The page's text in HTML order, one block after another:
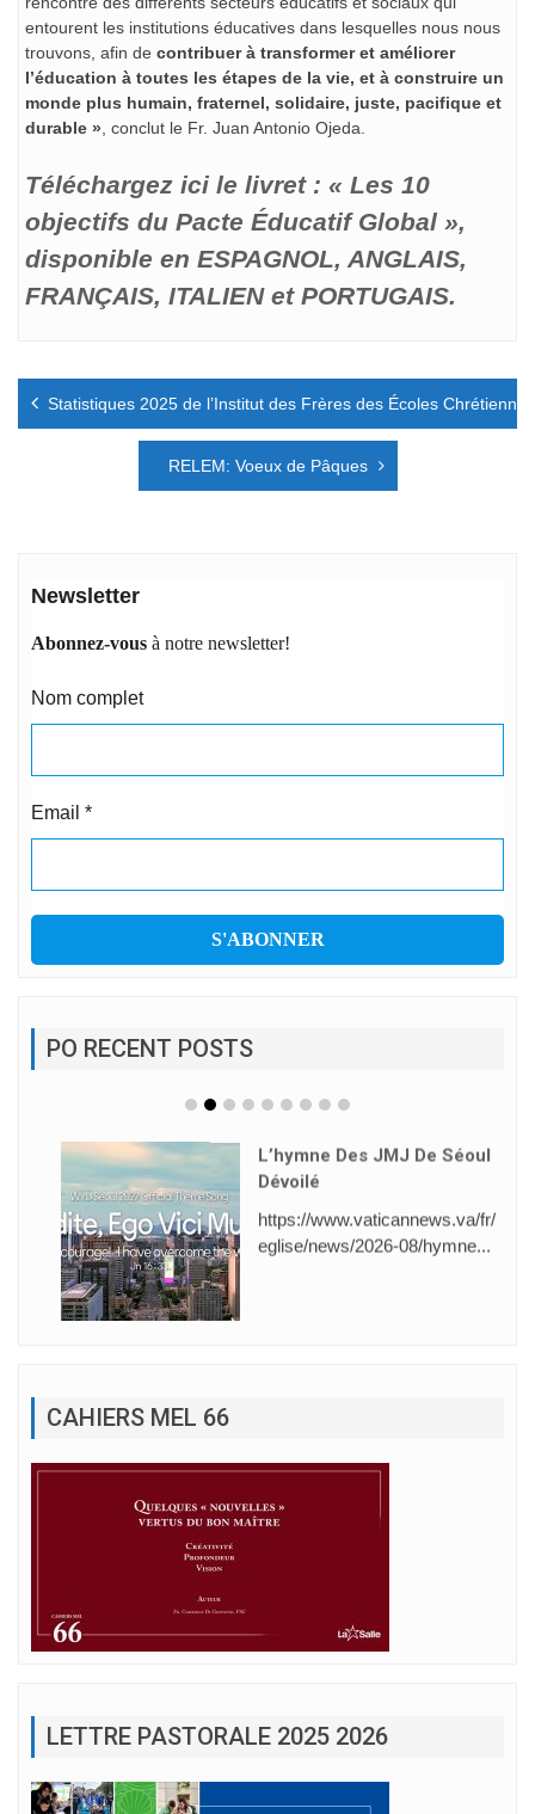
entourent les institutions éducatives dans lesquelles nous nous
trouvons, afin de contribuer à transformer et améliorer
l’éducation à toutes les étapes de la vie, et à construire un
monde plus humain, fraternel, solidaire, juste, pacifique et
durable » , conclut le Fr. Juan Antonio Ojeda.
Téléchargez ici le livret : « Les 10
objectifs du Pacte Éducatif Global »,
disponible en ESPAGNOL, ANGLAIS,
FRANÇAIS, ITALIEN et PORTUGAIS.
Navigation
Statistiques 2025 de l’Institut des Frères des Écoles Chrétiennes
RELEM: Voeux de Pâques
Newsletter
Abonnez-vous à notre newsletter!
Nom complet
Email *
PO RECENT POSTS
L’hymne Des JMJ De Séoul
Dévoilé
https://www.vaticannews.va/fr/
eglise/news/2026-08/hymne...
CAHIERS MEL 66
LETTRE PASTORALE 2025 2026